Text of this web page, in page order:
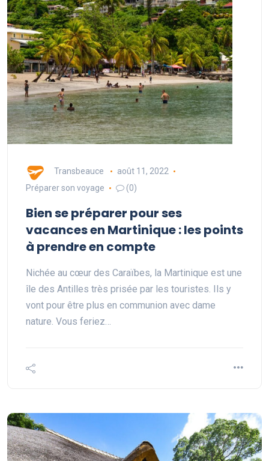
Transbeauce
août 11, 2022
Préparer son voyage
(0)
Bien se préparer pour ses
vacances en Martinique : les points
à prendre en compte
Nichée au cœur des Caraïbes, la Martinique est une
île des Antilles très prisée par les touristes. Ils y
vont pour être plus en communion avec dame
nature. Vous feriez…